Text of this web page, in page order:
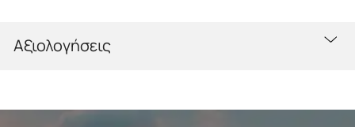
Αξιολογήσεις